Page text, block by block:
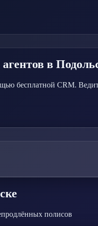
в
бесплатной CRM.
полисов